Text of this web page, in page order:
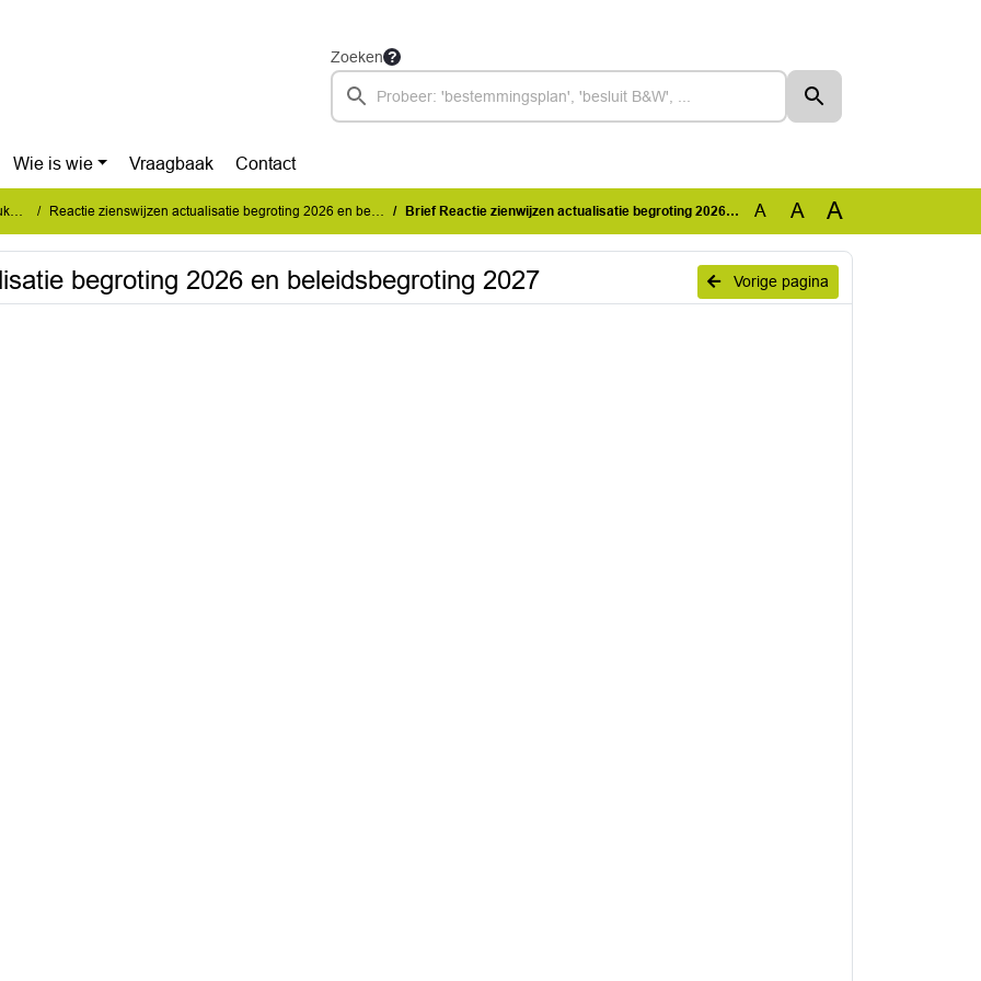
Zoeken
Wie is wie Vraagbaak Contact
Reactie zienswijzen actualisatie begroting 2026 en beleidsbegroting 2027 Brief Reactie zienwijzen actualisatie begroting 2026 en beleidsbegroting 2027 A A A
Vorige pagina
begroting 2026 en beleidsbegroting 2027